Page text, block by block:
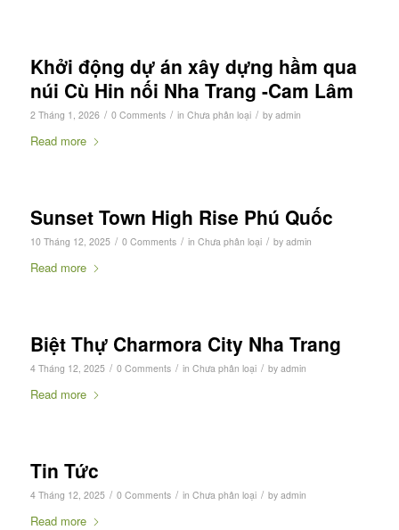
Khởi động dự án xây dựng hầm qua
núi Cù Hin nối Nha Trang -Cam Lâm
2 Tháng 1, 2026 / 0 Comments / in Chưa phân loại / by admin
Read more
Sunset Town High Rise Phú Quốc
10 Tháng 12, 2025 / 0 Comments / in Chưa phân loại / by admin
Read more
Biệt Thự Charmora City Nha Trang
4 Tháng 12, 2025 / 0 Comments / in Chưa phân loại / by admin
Read more
Tin Tức
4 Tháng 12, 2025 / 0 Comments / in Chưa phân loại / by admin
Read more